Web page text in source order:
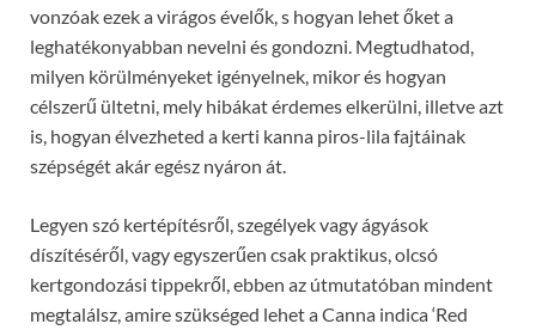
vonzóak ezek a virágos évelők, s hogyan lehet őket a
leghatékonyabban nevelni és gondozni. Megtudhatod,
milyen körülményeket igényelnek, mikor és hogyan
célszerű ültetni, mely hibákat érdemes elkerülni, illetve azt
is, hogyan élvezheted a kerti kanna piros-lila fajtáinak
szépségét akár egész nyáron át.
Legyen szó kertépítésről, szegélyek vagy ágyások
díszítéséről, vagy egyszerűen csak praktikus, olcsó
kertgondozási tippekről, ebben az útmutatóban mindent
megtalálsz, amire szükséged lehet a Canna indica ‘Red